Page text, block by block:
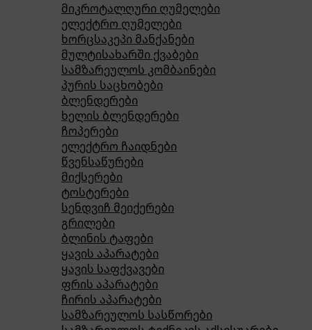
მიკროტალღური ღუმელები
ელექტრო ღუმელები
ხორცსაკეპი მანქანები
მულტისახარში ქვაბები
სამზარეულოს კომბაინები
პურის საცხობები
ბლენდერები
ხელის ბლენდერები
ჩოპერები
ელექტრო ჩაიდნები
წვენსაწურები
მიქსერები
ტოსტერები
სენდვიჩ მეიქერები
გრილები
ბლინის ტაფები
ყავის აპარატები
ყავის საფქვავები
ფრის აპარატები
ჩირის აპარატები
სამზარეულოს სასწორები